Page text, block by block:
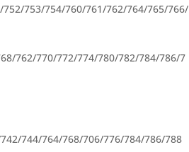
753/754/760/761/762/764/765/766/
762/770/772/774/780/782/784/786/7
744/764/768/706/776/784/786/788